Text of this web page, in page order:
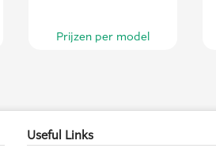
Prijzen per model
Useful Links